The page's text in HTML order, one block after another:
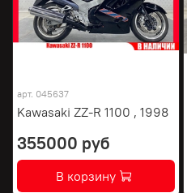
арт. 045637
Kawasaki ZZ-R 1100 , 1998
355000 руб
В корзину